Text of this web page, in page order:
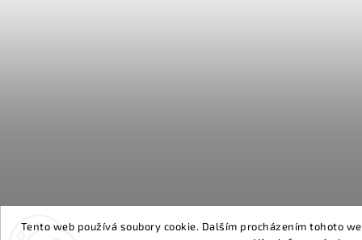
Tento web používá soubory cookie. Dalším procházením tohoto